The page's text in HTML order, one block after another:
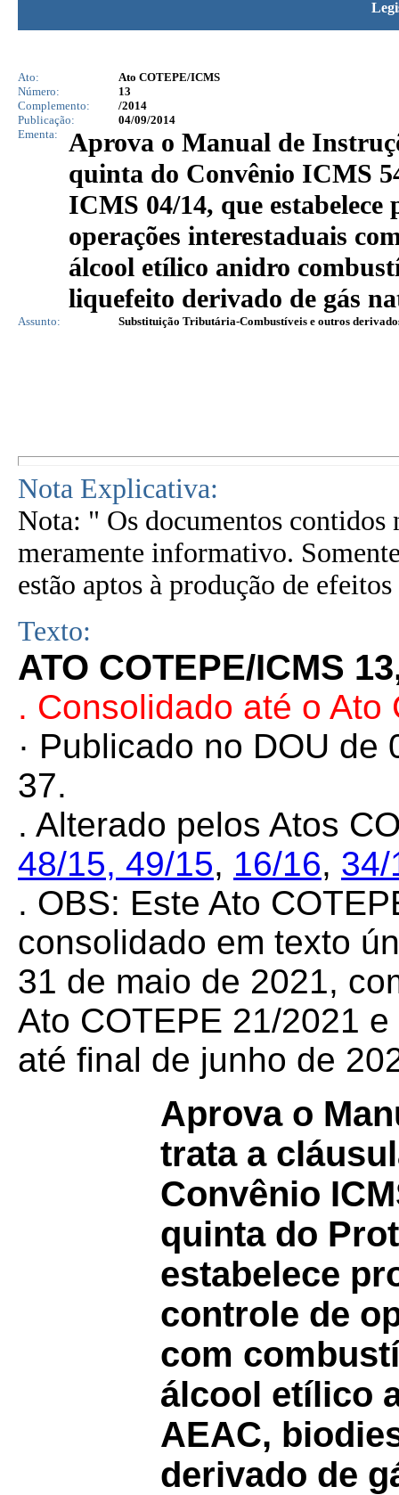
Ato:
Ato COTEPE/ICMS
Número:
13
Complemento:
/2014
Publicação:
04/09/2014
Ementa:
Aprova o Manual de
quinta do Convênio ICMS
ICMS 04/14, que
operações interestaduais
álcool etílico anidro
liquefeito derivado de gás
Assunto: Substituição Tributária-Combustíveis e outros
Nota Explicativa:
Nota: " Os documentos contidos
meramente informativo.
estão aptos à produção de
Texto:
ATO COTEPE/ICMS
. Consolidado até o Ato
· Publicado no DOU
37.
. Alterado pelos Atos
48/15, 49/15, 16/16, 34/
. OBS: Este Ato
consolidado em texto
31 de maio de 2021,
Ato COTEPE 21/2021
até final de junho de
Aprova o
trata a
Convênio
quinta do
estabelece
controle de
com
álcool etílico
AEAC,
derivado de